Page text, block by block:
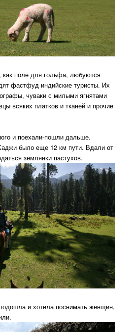
как поле для гольфа, любуются
фастфуд индийские туристы. Их
чуваки с милыми ягнятами
всяких платков и тканей и прочие
и поехали-пошли дальше.
было еще 12 км пути. Вдали от
землянки пастухов.
и хотела поснимать женщин,